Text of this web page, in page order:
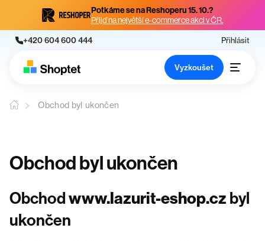
Potkáme se na Reshoperu 15. 10.?
Přijď na největší e-commerce akci v ČR.
+420 604 600 444 Přihlásit
Vyzkoušet
Obchod byl ukončen
Obchod byl ukončen
Obchodwww.lazurit-eshop.cz byl
ukončen